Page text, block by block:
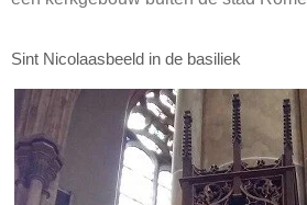
Sint Nicolaasbeeld in de basiliek